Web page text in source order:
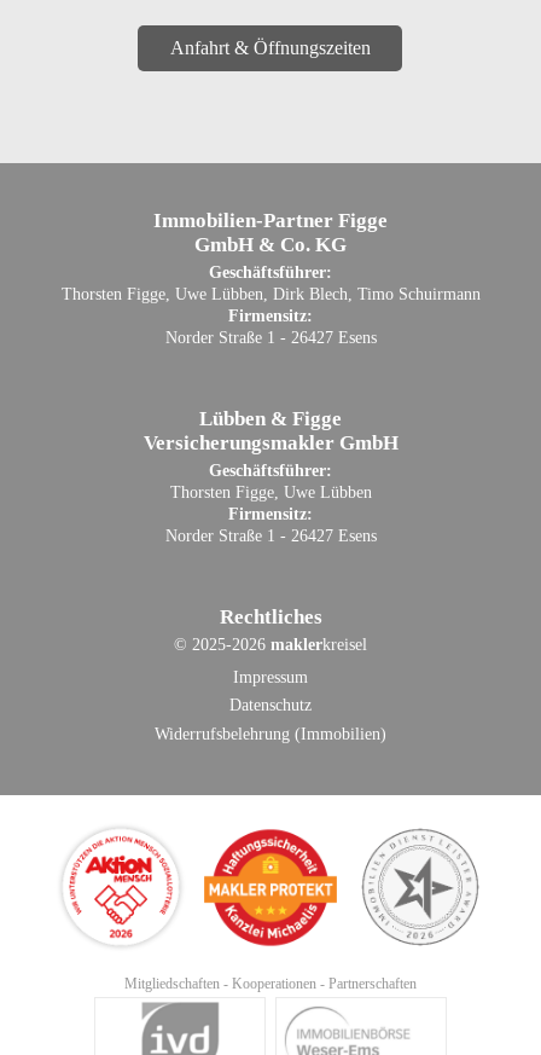
Anfahrt & Öffnungszeiten
Immobilien-Partner Figge
GmbH & Co. KG
Geschäftsführer:
Thorsten Figge, Uwe Lübben, Dirk Blech, Timo Schuirmann
Firmensitz:
Norder Straße 1 - 26427 Esens
Lübben & Figge
Versicherungsmakler GmbH
Geschäftsführer:
Thorsten Figge, Uwe Lübben
Firmensitz:
Norder Straße 1 - 26427 Esens
Rechtliches
© 2025-2026 maklerkreisel
Impressum
Datenschutz
Widerrufsbelehrung (Immobilien)
Mitgliedschaften - Kooperationen - Partnerschaften